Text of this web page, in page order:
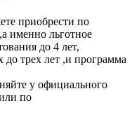
приобрести по
именно льготное
до 4 лет,
до трех лет ,и программа
у официального
по